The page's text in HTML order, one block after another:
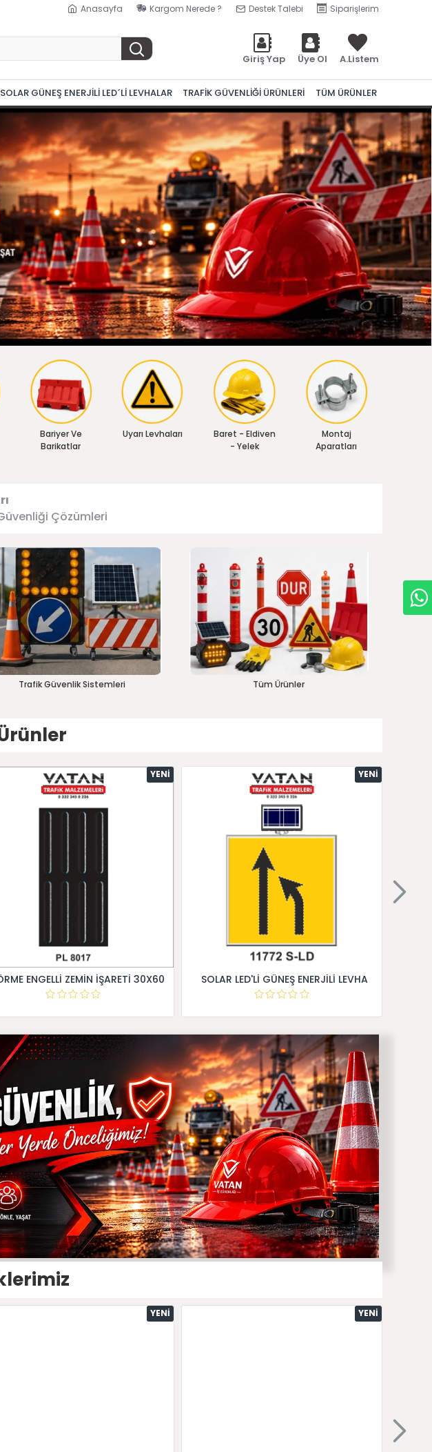
Anasayfa Kargom Nerede ? Destek Talebi Siparişlerim
Giriş Yap Üye Ol A.Listem
SOLAR GÜNEŞ ENERJİLİ LED´Lİ LEVHALAR TRAFİK GÜVENLİĞİ ÜRÜNLERİ TÜM ÜRÜNLER
Bariyer Ve
Barikatlar
Uyarı Levhaları
Baret - Eldiven
- Yelek
Montaj
Aparatları
Çözümleri
Trafik Güvenlik Sistemleri Tüm Ürünler
YENI
ENGELLİ ZEMİN İŞARETİ 30X60
YENI
SOLAR LED'Lİ GÜNEŞ ENERJİLİ LEVHA
YENI YENI